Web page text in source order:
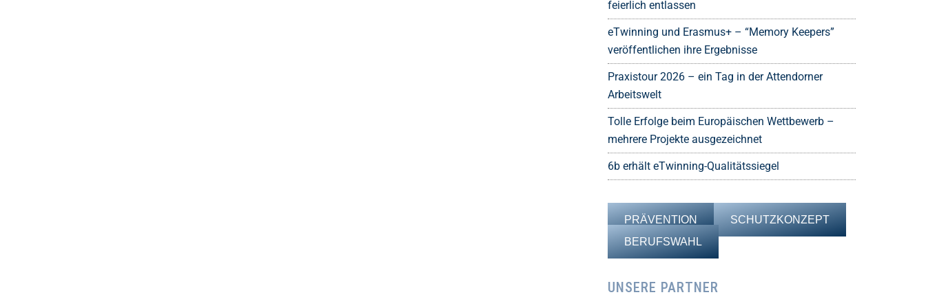
feierlich entlassen
eTwinning und Erasmus+ – “Memory Keepers”
veröffentlichen ihre Ergebnisse
Praxistour 2026 – ein Tag in der Attendorner
Arbeitswelt
Tolle Erfolge beim Europäischen Wettbewerb –
mehrere Projekte ausgezeichnet
6b erhält eTwinning-Qualitätssiegel
PRÄVENTION
SCHUTZKONZEPT
BERUFSWAHL
UNSERE PARTNER